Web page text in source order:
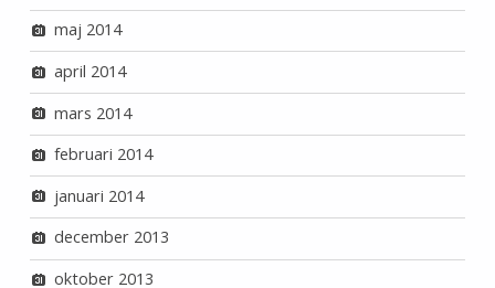
maj 2014
april 2014
mars 2014
februari 2014
januari 2014
december 2013
oktober 2013